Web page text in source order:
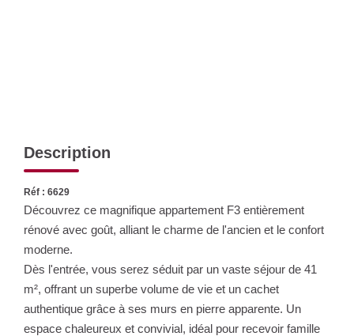
Description
Réf : 6629
Découvrez ce magnifique appartement F3 entièrement
rénové avec goût, alliant le charme de l'ancien et le confort
moderne.
Dès l'entrée, vous serez séduit par un vaste séjour de 41
m², offrant un superbe volume de vie et un cachet
authentique grâce à ses murs en pierre apparente. Un
espace chaleureux et convivial, idéal pour recevoir famille